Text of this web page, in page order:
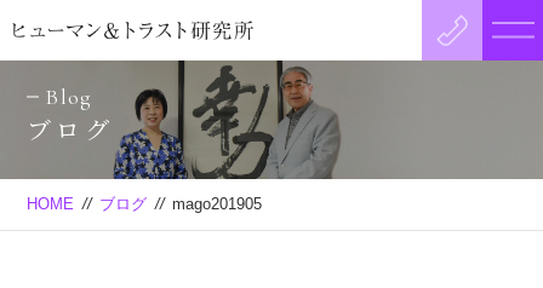
Blog
ブログ
HOME // ブログ // mago201905